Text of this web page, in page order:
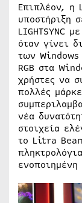
Επιπλέον, η
υποστήριξη
LIGHTSYNC
όταν γίνει
των
RGB στα
χρήστες να
πολλές
νέα
στοιχεία
το Litra